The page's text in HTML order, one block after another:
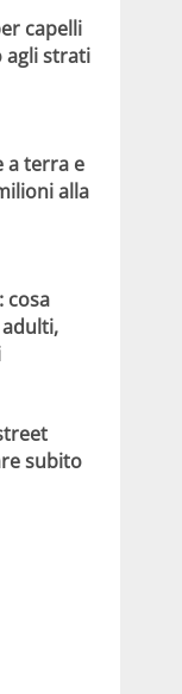
capelli
agli strati
a terra e
alla
cosa
subito